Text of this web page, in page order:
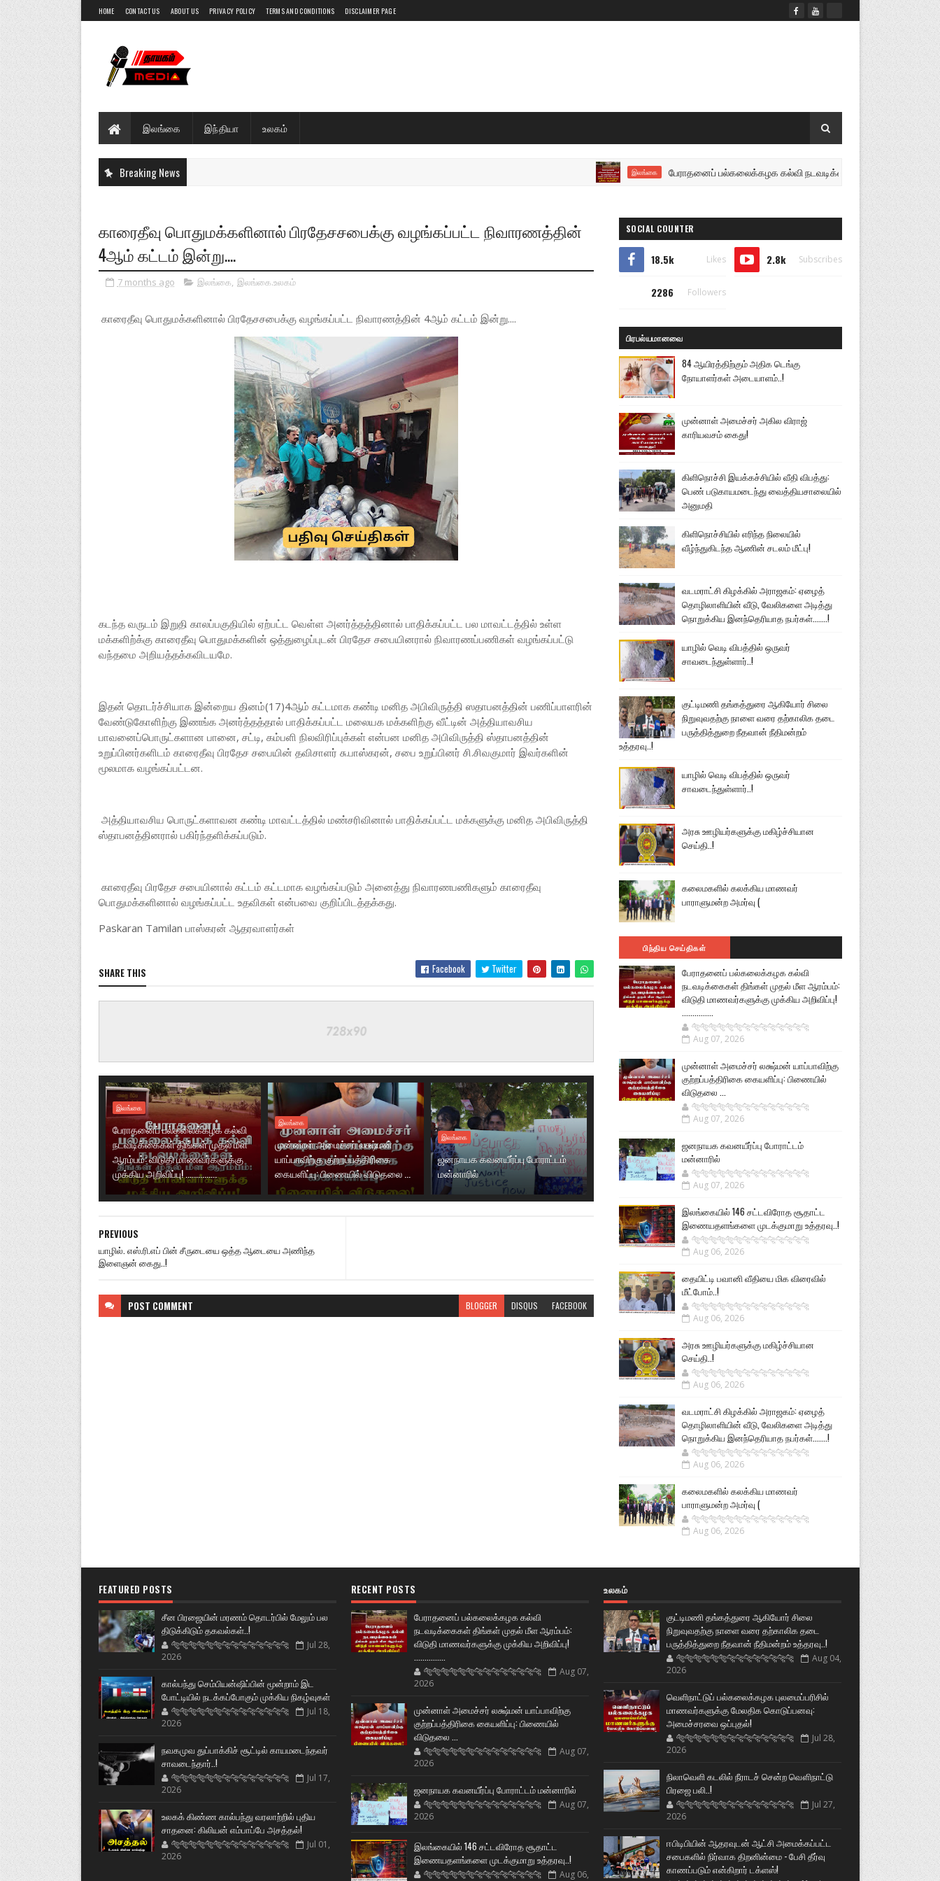
HOME CONTACT US ABOUT US PRIVACY POLICY TERMS AND CONDITIONS DISCLAIMER PAGE
இலங்கை இந்தியா உலகம்
Breaking News இலங்கை பேராதனைப் பல்கலைக்கழக கல்வி நடவடிக்கைகள் திங்கள் முதல் மீள ஆரம்பம்:
காரைதீவு பொதுமக்களினால் பிரதேசசபைக்கு வழங்கப்பட்ட நிவாரணத்தின்
4ஆம் கட்டம் இன்று....
7 months ago இலங்கை, இலங்கை.உலகம்
காரைதீவு பொதுமக்களினால் பிரதேசசபைக்கு வழங்கப்பட்ட நிவாரணத்தின் 4ஆம் கட்டம் இன்று....
கடந்த வருடம் இறுதி காலப்பகுதியில் ஏற்பட்ட வெள்ள அனர்த்தத்தினால் பாதிக்கப்பட்ட பல மாவட்டத்தில் உள்ள
மக்களிற்க்கு காரைதீவு பொதுமக்களின் ஒத்துழைப்புடன் பிரதேச சபையினரால் நிவாரணப்பணிகள் வழங்கப்பட்டு
வந்தமை அறியத்தக்கவிடயமே.
இதன் தொடர்ச்சியாக இன்றைய தினம்(17)4ஆம் கட்டமாக கண்டி மனித அபிவிருத்தி ஸதாபனத்தின் பணிப்பாளரின்
வேண்டுகோளிற்கு இணங்க அனர்த்தத்தால் பாதிக்கப்பட்ட மலையக மக்களிற்கு வீட்டின் அத்தியாவசிய
பாவனைப்பொருட்களான பானை, சட்டி, கம்பளி நிலவிரிப்புக்கள் என்பன மனித அபிவிருத்தி ஸ்தாபனத்தின்
உறுப்பினர்களிடம் காரைதீவு பிரதேச சபையின் தவிசாளர் சு.பாஸ்கரன், சபை உறுப்பினர் சி.சிவகுமார் இவர்களின்
மூலமாக வழங்கப்பட்டன.
அத்தியாவசிய பொருட்களாவன கண்டி மாவட்டத்தில் மண்சரிவினால் பாதிக்கப்பட்ட மக்களுக்கு மனித அபிவிருத்தி
ஸ்தாபனத்தினரால் பகிர்ந்தளிக்கப்படும்.
காரைதீவு பிரதேச சபையினால் கட்டம் கட்டமாக வழங்கப்படும் அனைத்து நிவாரணபணிகளும் காரைதீவு
பொதுமக்களினால் வழங்கப்பட்ட உதவிகள் என்பவை குறிப்பிடத்தக்கது.
Paskaran Tamilan பாஸ்கரன் ஆதரவாளர்கள்
SHARE THIS Facebook Twitter
இலங்கை
பேராதனைப் பல்கலைக்கழக கல்வி
நடவடிக்கைகள் திங்கள் முதல் மீள
ஆரம்பம்: விடுதி மாணவர்களுக்கு
முக்கிய அறிவிப்பு! ...............
இலங்கை
முன்னாள் அமைச்சர் லக்ஷ்மன்
யாப்பாவிற்கு குற்றப்பத்திரிகை
கையளிப்பு: பிணையில் விடுதலை ...
இலங்கை
ஜனநாயக கவனயீர்ப்பு போராட்டம்
மன்னாரில்
PREVIOUS
யாழில். எஸ்.ரி.எப் பின் சீருடையை ஒத்த ஆடையை அணிந்த
இளைஞன் கைது..!
POST COMMENT BLOGGER DISQUS FACEBOOK
SOCIAL COUNTER
18.5k Likes 2.8k Subscribes
2286 Followers
பிரபல்யமானவை
84 ஆயிரத்திற்கும் அதிக டெங்கு
நோயாளர்கள் அடையாளம்..!
முன்னாள் அமைச்சர் அகில விராஜ்
காரியவசம் கைது!
கிளிநொச்சி இயக்கச்சியில் வீதி விபத்து:
பெண் படுகாயமடைந்து வைத்தியசாலையில்
அனுமதி
கிளிநொச்சியில் எரிந்த நிலையில்
வீழ்ந்துகிடந்த ஆணின் சடலம் மீட்பு!
வடமராட்சி கிழக்கில் அராஜகம்: ஏழைத்
தொழிலாளியின் வீடு, வேலிகளை அடித்து
நொறுக்கிய இனந்தெரியாத நபர்கள்.......!
யாழில் வெடி விபத்தில் ஒருவர்
சாவடைந்துள்ளார்..!
குட்டிமணி தங்கத்துரை ஆகியோர் சிலை
நிறுவுவதற்கு நாளை வரை தற்காலிக தடை
பருத்தித்துறை நீதவான் நீதிமன்றம்
உத்தரவு..!
யாழில் வெடி விபத்தில் ஒருவர்
சாவடைந்துள்ளார்..!
அரசு ஊழியர்களுக்கு மகிழ்ச்சியான
செய்தி..!
கலைமகளில் கலக்கிய மாணவர்
பாராளுமன்ற அமர்வு (
பிந்திய செய்திகள்
பேராதனைப் பல்கலைக்கழக கல்வி
நடவடிக்கைகள் திங்கள் முதல் மீள ஆரம்பம்:
விடுதி மாணவர்களுக்கு முக்கிய அறிவிப்பு!
...............
🐅🐅🐅🐅🐅🐅🐆🐆🐆🐆🐆🐆🐆🐆
Aug 07, 2026
முன்னாள் அமைச்சர் லக்ஷ்மன் யாப்பாவிற்கு
குற்றப்பத்திரிகை கையளிப்பு: பிணையில்
விடுதலை ...
🐅🐅🐅🐅🐅🐅🐆🐆🐆🐆🐆🐆🐆🐆
Aug 07, 2026
ஜனநாயக கவனயீர்ப்பு போராட்டம்
மன்னாரில்
🐅🐅🐅🐅🐅🐅🐆🐆🐆🐆🐆🐆🐆🐆
Aug 07, 2026
இலங்கையில் 146 சட்டவிரோத சூதாட்ட
இணையதளங்களை முடக்குமாறு உத்தரவு..!
🐅🐅🐅🐅🐅🐅🐆🐆🐆🐆🐆🐆🐆🐆
Aug 06, 2026
தையிட்டி பவானி வீதியை மிக விரைவில்
மீட்போம்..!
🐅🐅🐅🐅🐅🐅🐆🐆🐆🐆🐆🐆🐆🐆
Aug 06, 2026
அரசு ஊழியர்களுக்கு மகிழ்ச்சியான
செய்தி..!
🐅🐅🐅🐅🐅🐅🐆🐆🐆🐆🐆🐆🐆🐆
Aug 06, 2026
வடமராட்சி கிழக்கில் அராஜகம்: ஏழைத்
தொழிலாளியின் வீடு, வேலிகளை அடித்து
நொறுக்கிய இனந்தெரியாத நபர்கள்.......!
🐅🐅🐅🐅🐅🐅🐆🐆🐆🐆🐆🐆🐆🐆
Aug 06, 2026
கலைமகளில் கலக்கிய மாணவர்
பாராளுமன்ற அமர்வு (
🐅🐅🐅🐅🐅🐅🐆🐆🐆🐆🐆🐆🐆🐆
Aug 06, 2026
FEATURED POSTS
சீன பிரஜையின் மரணம் தொடர்பில் மேலும் பல
திடுக்கிடும் தகவல்கள்..!
🐅🐅🐅🐅🐅🐅🐆🐆🐆🐆🐆🐆🐆🐆
Jul 28,
2026
கால்பந்து செம்பியன்ஷிப்பின் மூன்றாம் இட
போட்டியில் நடக்கப்போகும் முக்கிய நிகழ்வுகள்
🐅🐅🐅🐅🐅🐅🐆🐆🐆🐆🐆🐆🐆🐆
Jul 18,
2026
நவகமுவ துப்பாக்கிச் சூட்டில் காயமடைந்தவர்
சாவடைந்தார்..!
🐅🐅🐅🐅🐅🐅🐆🐆🐆🐆🐆🐆🐆🐆
Jul 17,
2026
உலகக் கிண்ண கால்பந்து வரலாற்றில் புதிய
சாதனை: கிலியன் எம்பாப்பே அசத்தல்!
🐅🐅🐅🐅🐅🐅🐆🐆🐆🐆🐆🐆🐆🐆
Jul 01,
2026
RECENT POSTS
பேராதனைப் பல்கலைக்கழக கல்வி
நடவடிக்கைகள் திங்கள் முதல் மீள ஆரம்பம்:
விடுதி மாணவர்களுக்கு முக்கிய அறிவிப்பு!
...............
🐅🐅🐅🐅🐅🐅🐆🐆🐆🐆🐆🐆🐆🐆
Aug 07,
2026
முன்னாள் அமைச்சர் லக்ஷ்மன் யாப்பாவிற்கு
குற்றப்பத்திரிகை கையளிப்பு: பிணையில்
விடுதலை ...
🐅🐅🐅🐅🐅🐅🐆🐆🐆🐆🐆🐆🐆🐆
Aug 07,
2026
ஜனநாயக கவனயீர்ப்பு போராட்டம் மன்னாரில்
🐅🐅🐅🐅🐅🐅🐆🐆🐆🐆🐆🐆🐆🐆
Aug 07,
2026
இலங்கையில் 146 சட்டவிரோத சூதாட்ட
இணையதளங்களை முடக்குமாறு உத்தரவு..!
🐅🐅🐅🐅🐅🐅🐆🐆🐆🐆🐆🐆🐆🐆
Aug 06,
உலகம்
குட்டிமணி தங்கத்துரை ஆகியோர் சிலை
நிறுவுவதற்கு நாளை வரை தற்காலிக தடை
பருத்தித்துறை நீதவான் நீதிமன்றம் உத்தரவு..!
🐅🐅🐅🐅🐅🐅🐆🐆🐆🐆🐆🐆🐆🐆
Aug 04,
2026
வெளிநாட்டுப் பல்கலைக்கழக புலமைப்பரிசில்
மாணவர்களுக்கு மேலதிக கொடுப்பனவு:
அமைச்சரவை ஒப்புதல்!
🐅🐅🐅🐅🐅🐅🐆🐆🐆🐆🐆🐆🐆🐆
Jul 28,
2026
நிலாவெளி கடலில் நீராடச் சென்ற வௌிநாட்டு
பிரஜை பலி..!
🐅🐅🐅🐅🐅🐅🐆🐆🐆🐆🐆🐆🐆🐆
Jul 27,
2026
ஈபிடிபியின் ஆதரவுடன் ஆட்சி அமைக்கப்பட்ட
சபைகளில் நிர்வாக திறனின்மை - பேசி தீர்வு
காணப்படும் என்கிறார் டக்ளஸ்!